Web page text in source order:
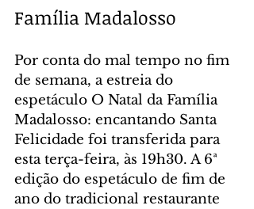
Família Madalosso
Por conta do mal tempo no fim
de semana, a estreia do
espetáculo O Natal da Família
Madalosso: encantando Santa
Felicidade foi transferida para
esta terça-feira, às 19h30. A 6ª
edição do espetáculo de fim de
ano do tradicional restaurante